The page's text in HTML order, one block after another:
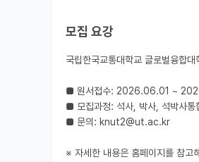
모집 요강
국립한국교통대학교 글로벌융합
■ 원서접수: 2026.06.01 ~
■ 모집과정: 석사, 박사, 석박사통
■ 문의: knut2@ut.ac.kr
※ 자세한 내용은 홈페이지를 참고